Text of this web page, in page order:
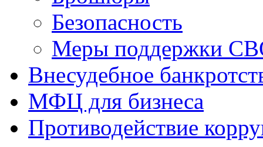
Безопасность
Меры поддержки
Внесудебное
МФЦ для бизнеса
Противодействие